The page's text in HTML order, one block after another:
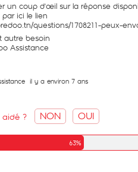
un coup d'œil sur la réponse
ici le lien
questions/1708211-peux-
autre besoin
Assistance
il y a environ 7 ans
? NON OUI
63%